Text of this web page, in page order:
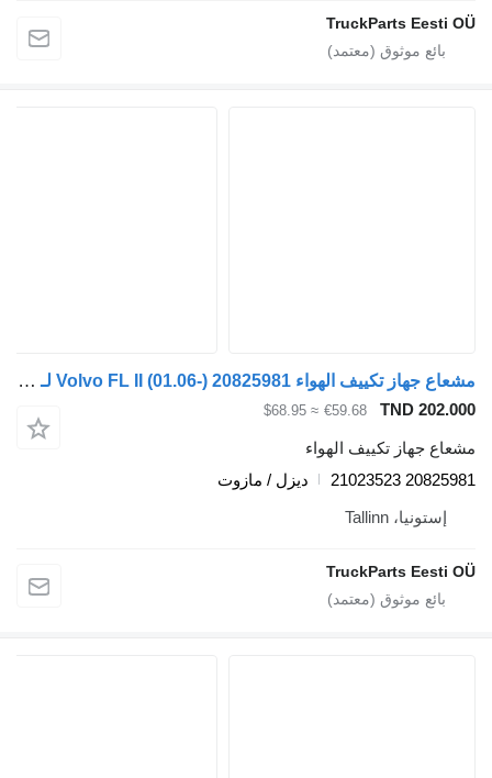
TruckParts
مشعاع جهاز تكييف الهواء Volvo FL II (01.06-) 20825981 لـ السيارات القاطرة Volvo FL, FE (2005-2014)
TND
€59.68
≈ $68.95
تكييف الهواء
ديزل / مازوت
TruckParts